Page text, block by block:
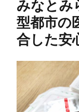
ー
みなとみ
型都市の
合した安